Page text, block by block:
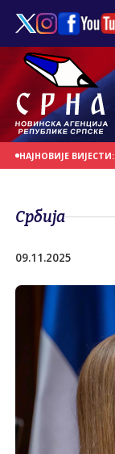
НАЈНОВИЈЕ ВИЈЕСТИ:
У ПРЕГОВОРИМА СА
Србија
09.11.2025